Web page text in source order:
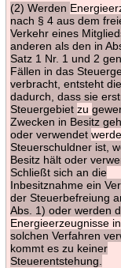
(2) Werden
nach § 4 aus dem
Verkehr eines
anderen als den in
Satz 1 Nr. 1 und 2
Fällen in das
verbracht, entsteht
dadurch, dass sie
Steuergebiet zu
Zwecken in Besitz
oder verwendet
Steuerschuldner ist,
Besitz hält oder
Schließt sich an die
Inbesitznahme ein
der Steuerbefreiung
Abs. 1) oder werden
Energieerzeugnisse in
solchen Verfahren
kommt es zu keiner
Steuerentstehung.